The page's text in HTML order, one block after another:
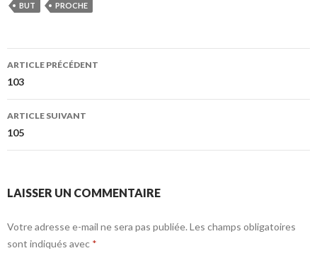
BUT PROCHE
Navigation
des
articles
ARTICLE PRÉCÉDENT
103
ARTICLE SUIVANT
105
LAISSER UN COMMENTAIRE
Votre adresse e-mail ne sera pas publiée. Les champs obligatoires
sont indiqués avec *